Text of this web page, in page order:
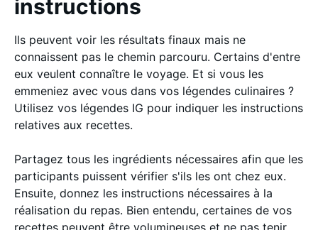
instructions
Ils peuvent voir les résultats finaux mais ne
connaissent pas le chemin parcouru. Certains d'entre
eux veulent connaître le voyage. Et si vous les
emmeniez avec vous dans vos légendes culinaires ?
Utilisez vos légendes IG pour indiquer les instructions
relatives aux recettes.
Partagez tous les ingrédients nécessaires afin que les
participants puissent vérifier s'ils les ont chez eux.
Ensuite, donnez les instructions nécessaires à la
réalisation du repas. Bien entendu, certaines de vos
recettes peuvent être volumineuses et ne pas tenir